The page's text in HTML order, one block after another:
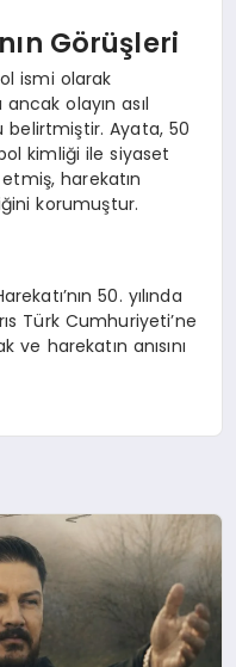
Görüşleri
ismi olarak
olayın asıl
belirtmiştir. Ayata, 50
kimliği ile siyaset
harekatın
korumuştur.
50. yılında
Türk Cumhuriyeti’ne
harekatın anısını